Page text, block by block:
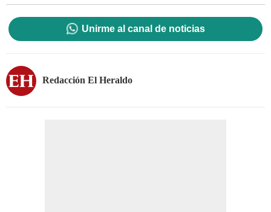
Unirme al canal de noticias
Redacción El Heraldo